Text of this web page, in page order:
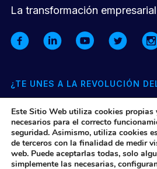
La transformación
¿TE UNES A LA REVOLUCIÓN
que pasa en nuestra comunidad y el
Quiero suscribirme
Este Sitio Web utiliza cookies propias
necesarios para el correcto
seguridad. Asimismo, utiliza cookies
de terceros con la finalidad de medir
web. Puede aceptarlas todas, solo
simplemente las necesarias,